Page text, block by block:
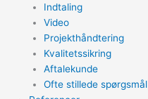
Indtaling
Video
Projekthåndtering
Kvalitetssikring
Aftalekunde
Ofte stillede spørgsmål